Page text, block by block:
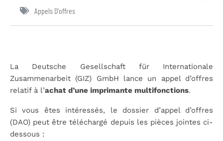
Appels D'offres
La Deutsche Gesellschaft für Internationale
Zusammenarbeit (GIZ) GmbH lance un appel d’offres
relatif à l’achat d’une imprimante multifonctions.
Si vous êtes intéressés, le dossier d’appel d’offres
(DAO) peut être téléchargé depuis les pièces jointes ci-
dessous :